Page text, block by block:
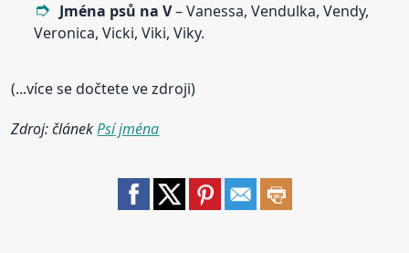
Jména psů na V– Vanessa, Vendulka, Vendy,
Veronica, Vicki, Viki, Viky.
(...více se dočtete ve zdroji)
Zdroj: článekPsí jména